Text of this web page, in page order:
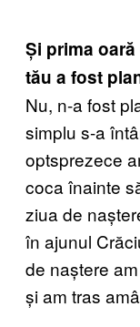
Și prima
tău a fost
Nu, n-a fost
simplu s-a
optsprezece
coca înainte
ziua de
în ajunul
de naștere
și am tras